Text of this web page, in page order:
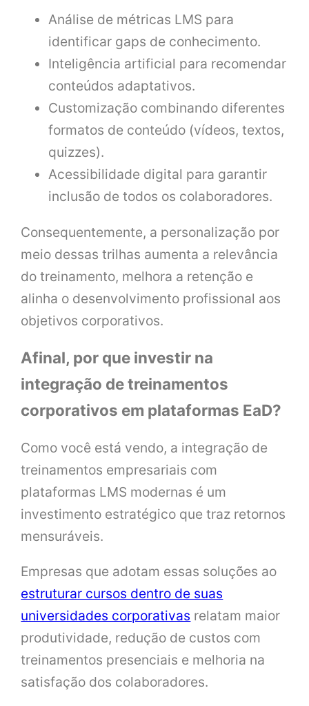
Análise de métricas LMS para
identificar gaps de conhecimento.
Inteligência artificial para recomendar
conteúdos adaptativos.
Customização combinando diferentes
formatos de conteúdo (vídeos, textos,
quizzes).
Acessibilidade digital para garantir
inclusão de todos os colaboradores.
Consequentemente, a personalização por
meio dessas trilhas aumenta a relevância
do treinamento, melhora a retenção e
alinha o desenvolvimento profissional aos
objetivos corporativos.
Afinal, por que investir na
integração de treinamentos
corporativos em plataformas EaD?
Como você está vendo, a integração de
treinamentos empresariais com
plataformas LMS modernas é um
investimento estratégico que traz retornos
mensuráveis.
Empresas que adotam essas soluções ao
estruturar cursos dentro de suas
universidades corporativas relatam maior
produtividade, redução de custos com
treinamentos presenciais e melhoria na
satisfação dos colaboradores.